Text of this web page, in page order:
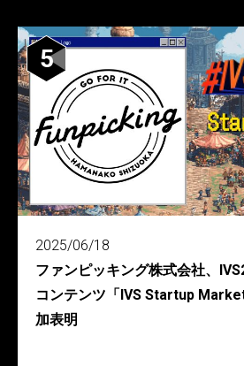
5
2025/06/18
ファンピッキング株式会社、
コンテンツ「IVS Startup
加表明